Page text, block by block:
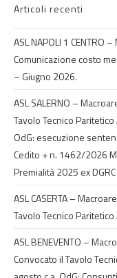
Articoli recenti
ASL NAPOLI 1 CENTRO
Comunicazione costo
– Giugno 2026.
ASL SALERNO –
Tavolo Tecnico
OdG: esecuzione
Cedito + n. 1462/2026
Premialità 2025 ex
ASL CASERTA –
Tavolo Tecnico
ASL BENEVENTO –
Convocato il Tavolo